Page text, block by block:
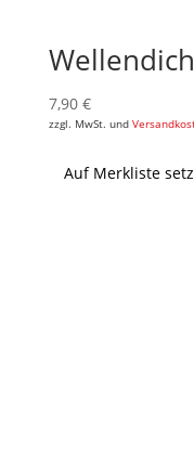
7,90 €
zzgl. MwSt. und
Auf Merkliste